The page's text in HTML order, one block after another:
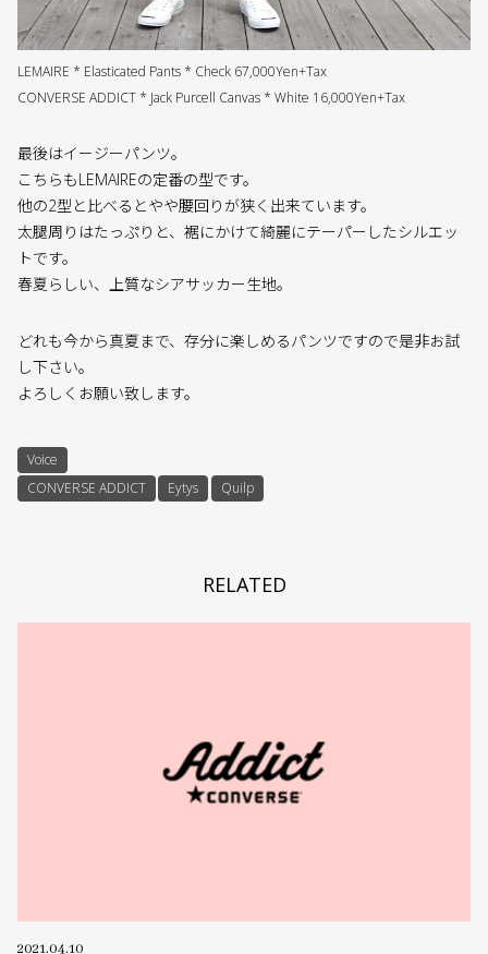
LEMAIRE * Elasticated Pants * Check 67,000Yen+Tax
CONVERSE ADDICT * Jack Purcell Canvas * White 16,000Yen+Tax
最後はイージーパンツ。
こちらもLEMAIREの定番の型です。
他の2型と比べるとやや腰回りが狭く出来ています。
太腿周りはたっぷりと、裾にかけて綺麗にテーパーしたシルエッ
トです。
春夏らしい、上質なシアサッカー生地。
どれも今から真夏まで、存分に楽しめるパンツですので是非お試
し下さい。
よろしくお願い致します。
Voice
CONVERSE ADDICT
Eytys Quilp
RELATED
2021.04.10